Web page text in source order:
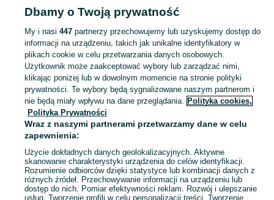
Pomorskie
Biustonosze - Chojnice
KATEGORIA
Szeroki wybór biustonoszy Chojnice ▶️ push-up, bezszwowe, sportowe i koronkowe ✅ Nowe i używane w dobrych cenach ✌ Znajdź ogłoszenia na OLX.pl! Zobacz
Mapa kategorii
Mapa miejscowości
Mapa ministron
Popularne wyszukiwania
Dbamy o Twoją prywatność
My i nasi 447partnerzy przechowujemy lub uzyskujemy dostęp do
informacji na urządzeniu, takich jak unikalne identyfikatory w
plikach cookie w celu przetwarzania danych osobowych.
Użytkownik może zaakceptować wybory lub zarządzać nimi,
klikając poniżej lub w dowolnym momencie na stronie polityki
prywatności. Te wybory będą sygnalizowane naszym partnerom i
nie będą miały wpływu na dane przeglądania. Polityka cookies,
Polityka Prywatności
Wraz z naszymi partnerami przetwarzamy dane w celu
zapewnienia:
Użycie dokładnych danych geolokalizacyjnych. Aktywne
skanowanie charakterystyki urządzenia do celów identyfikacji.
Rozumienie odbiorców dzięki statystyce lub kombinacji danych z
różnych źródeł. Przechowywanie informacji na urządzeniu lub
dostęp do nich. Pomiar efektywności reklam. Rozwój i ulepszanie
usług. Tworzenie profili w celu personalizacji treści. Tworzenie